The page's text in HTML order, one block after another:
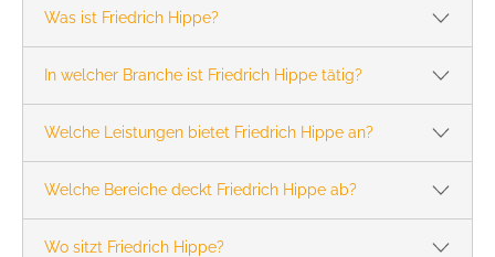
Was ist Friedrich Hippe?
In welcher Branche ist Friedrich Hippe tätig?
Welche Leistungen bietet Friedrich Hippe an?
Welche Bereiche deckt Friedrich Hippe ab?
Wo sitzt Friedrich Hippe?